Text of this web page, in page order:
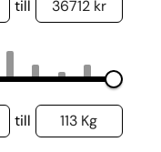
till 36712 kr
till 113 Kg